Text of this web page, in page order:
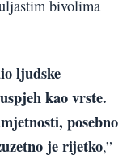
bivolima
ljudske
kao vrste.
posebno
je rijetko,”